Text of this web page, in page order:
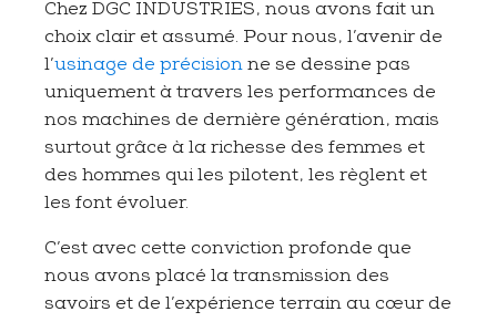
Chez DGC INDUSTRIES, nous avons fait un
choix clair et assumé. Pour nous, l’avenir de
l’usinage de précision ne se dessine pas
uniquement à travers les performances de
nos machines de dernière génération, mais
surtout grâce à la richesse des femmes et
des hommes qui les pilotent, les règlent et
les font évoluer.
C’est avec cette conviction profonde que
nous avons placé la transmission des
savoirs et de l’expérience terrain au cœur de